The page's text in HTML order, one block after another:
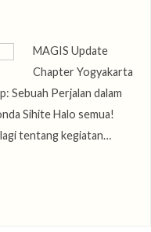
MAGIS Update
Chapter Yogyakarta
Sebuah Perjalan dalam
Sihite Halo semua!
tentang kegiatan…